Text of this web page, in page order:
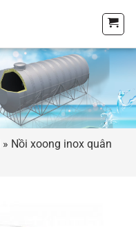
» Nồi xoong inox quân